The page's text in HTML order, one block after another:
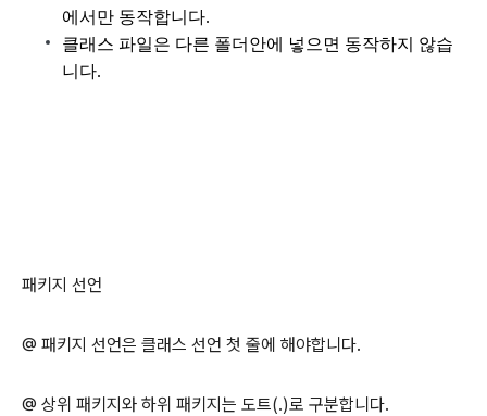
에서만 동작합니다.
클래스 파일은 다른 폴더안에 넣으면 동작하지 않습
니다.
패키지 선언
@ 패키지 선언은 클래스 선언 첫 줄에 해야합니다.
@ 상위 패키지와 하위 패키지는 도트(.)로 구분합니다.